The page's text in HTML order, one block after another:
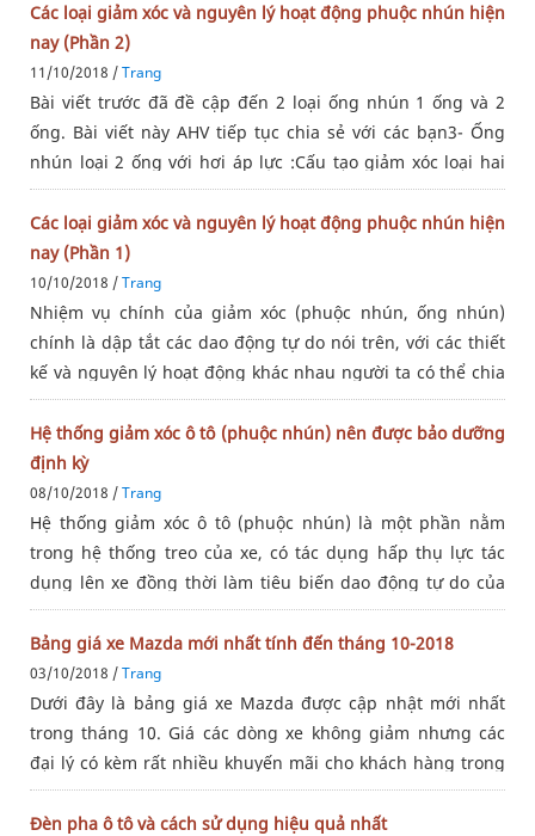
nghe được
Các loại giảm xóc và nguyên lý hoạt động phuộc nhún hiện
nay (Phần 2)
11/10/2018 /Trang
Bài viết trước đã đề cập đến 2 loại ống nhún 1 ống và 2
ống. Bài viết này AHV tiếp tục chia sẻ với các bạn3- Ống
nhún loại 2 ống với hơi áp lực :Cấu tạo giảm xóc loại hai
ống kết hợp khí nén Kết hợp tính ưu việt của 2 loại trên,
Các loại giảm xóc và nguyên lý hoạt động phuộc nhún hiện
nay (Phần 1)
10/10/2018 /Trang
Nhiệm vụ chính của giảm xóc (phuộc nhún, ống nhún)
chính là dập tắt các dao động tự do nói trên, với các thiết
kế và nguyên lý hoạt động khác nhau người ta có thể chia
thành các loại giảm xóc như sau:- Loại Giảm xóc 1 ống-
Loại Giảm
Hệ thống giảm xóc ô tô (phuộc nhún) nên được bảo dưỡng
định kỳ
08/10/2018 /Trang
Hệ thống giảm xóc ô tô (phuộc nhún) là một phần nằm
trong hệ thống treo của xe, có tác dụng hấp thụ lực tác
dụng lên xe đồng thời làm tiêu biến dao động tự do của
lực đàn hồi. Nguyên lý hoạt động của giảm xóc là thông
qua chuyển
Bảng giá xe Mazda mới nhất tính đến tháng 10-2018
03/10/2018 /Trang
Dưới đây là bảng giá xe Mazda được cập nhật mới nhất
trong tháng 10. Giá các dòng xe không giảm nhưng các
đại lý có kèm rất nhiều khuyến mãi cho khách hàng trong
tháng. Cùng AHV tôi xem ngay nào!Bảng giá xe Mazda cập
nhật mới nhất
Đèn pha ô tô và cách sử dụng hiệu quả nhất